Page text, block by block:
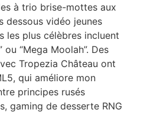
à trio brise-mottes aux
dessous vidéo jeunes
les plus célèbres incluent
ou “Mega Moolah”. Des
Tropezia Château ont
qui améliore mon
principes rusés
gaming de desserte RNG